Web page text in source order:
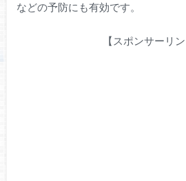
などの予防にも有効です。
【スポンサーリン